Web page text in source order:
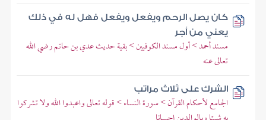
كان يصل الرحم ويفعل ويفعل فهل له في ذلك
يعني من أجر
مسند أحمد > أول مسند الكوفيين > بقية حديث عدي بن حاتم رضي الله
تعالى عنه
الشرك على ثلاث مراتب
الجامع لأحكام القرآن > سورة النساء > قوله تعالى واعبدوا الله ولا تشركوا